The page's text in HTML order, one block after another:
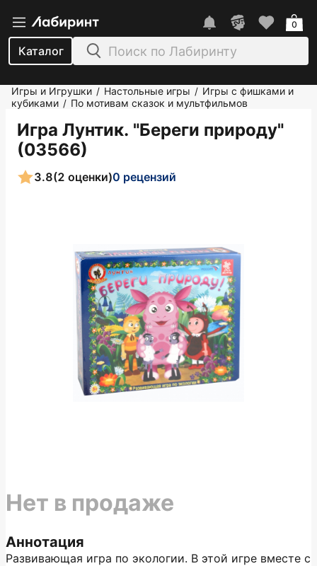
Каталог
0
Игры и Игрушки / Настольные игры / Игры с фишками и
кубиками / По мотивам сказок и мультфильмов
Игра Лунтик. "Береги природу"
(03566)
3.8(2 оценки)0 рецензий
Аннотация
Развивающая игра по экологии. В этой игре вместе с
Нет в продаже